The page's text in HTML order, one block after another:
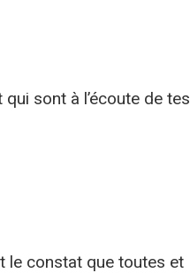
qui sont à l’écoute de tes
le constat que toutes et